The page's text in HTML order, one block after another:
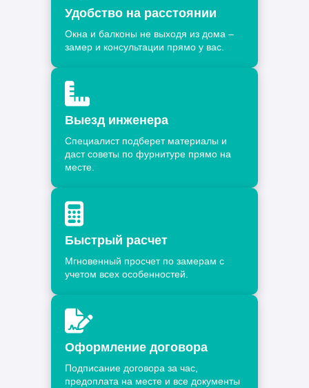
Удобство на расстоянии
Окна и балконы не выходя из дома –
замер и консультации прямо у вас.
Выезд инженера
Специалист подберет материалы и
даст советы по фурнитуре прямо на
месте.
Быстрый расчет
Мгновенный просчет по замерам с
учетом всех особенностей.
Оформление договора
Подписание договора за час,
предоплата на месте и все документы